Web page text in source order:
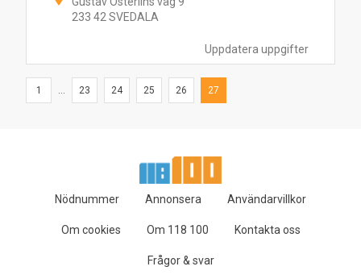
Uppdatera uppgifter
233 42 SVEDALA
1 ... 23 24 25 26 27
Nödnummer Annonsera Användarvillkor
Om cookies Om 118 100 Kontakta oss
Frågor & svar